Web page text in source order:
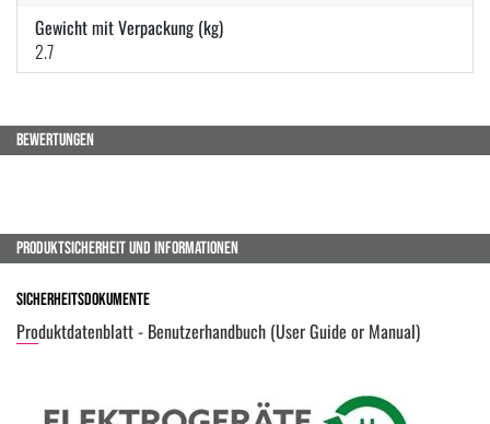
Gewicht mit Verpackung (kg)
2.7
BEWERTUNGEN
PRODUKTSICHERHEIT UND INFORMATIONEN
Sicherheitsdokumente
Produktdatenblatt - Benutzerhandbuch (User Guide or Manual)